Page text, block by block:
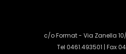
c/o Format - Via Zanella
Tel 0461.493501 | Fax